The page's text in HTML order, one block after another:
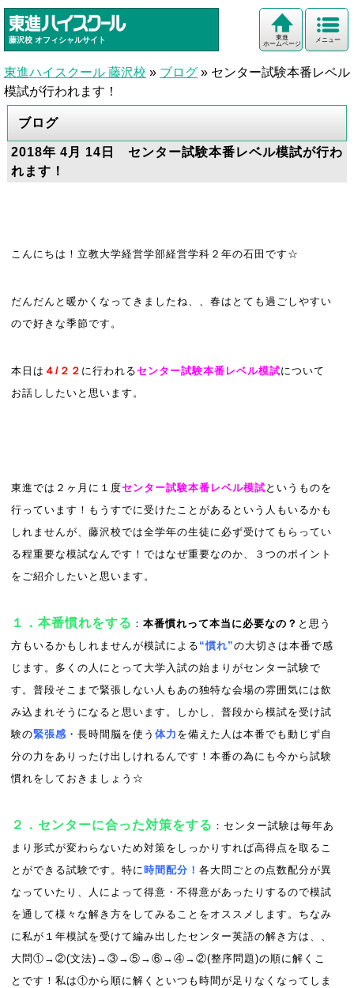
藤沢校 オフィシャルサイト メニュー
東進
ホームページ
東進ハイスクール 藤沢校 » ブログ » センター試験本番レベル
模試が行われます！
ブログ
2018年 4月 14日 センター試験本番レベル模試が行わ
れます！
こんにちは！立教大学経営学部経営学科２年の石田です☆
だんだんと暖かくなってきましたね、、春はとても過ごしやすい
ので好きな季節です。
本日は ４/２２ に行われるセンター試験本番レベル模試について
お話ししたいと思います。
東進では２ヶ月に１度センター試験本番レベル模試 というものを
行っています！もうすでに受けたことがあるという人もいるかも
しれませんが、藤沢校では全学年の生徒に必ず受けてもらってい
る程重要な模試なんです！ではなぜ重要なのか、３つのポイント
をご紹介したいと思います。
１．本番慣れをする ： 本番慣れって本当に必要なの？ と思う
方もいるかもしれませんが模試による “慣れ”の大切さは本番で感
じます。多くの人にとって大学入試の始まりがセンター試験で
す。普段そこまで緊張しない人もあの独特な会場の雰囲気には飲
み込まれそうになると思います。しかし、普段から模試を受け試
験の緊張感 ・長時間脳を使う 体力 を備えた人は本番でも動じず自
分の力をありったけ出しけれるんです！本番の為にも今から試験
慣れをしておきましょう☆
２．センターに合った対策をする ：センター試験は毎年あ
まり形式が変わらないため対策をしっかりすれば高得点を取るこ
とができる試験です。特に 時間配分！ 各大問ごとの点数配分が異
なっていたり、人によって得意・不得意があったりするので模試
を通して様々な解き方をしてみることをオススメします。ちなみ
に私が１年模試を受けて編み出したセンター英語の解き方は、、
大問①→②(文法)→③→⑤→⑥→④→②(整序問題)の順に解くこ
とです！私は①から順に解くといつも時間が足りなくなってしま